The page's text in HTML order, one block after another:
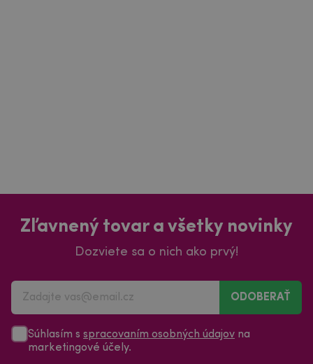
Zľavnený tovar a všetky novinky
Dozviete sa o nich ako prvý!
ODOBERAŤ
Súhlasím s spracovaním osobných údajov na
marketingové účely.